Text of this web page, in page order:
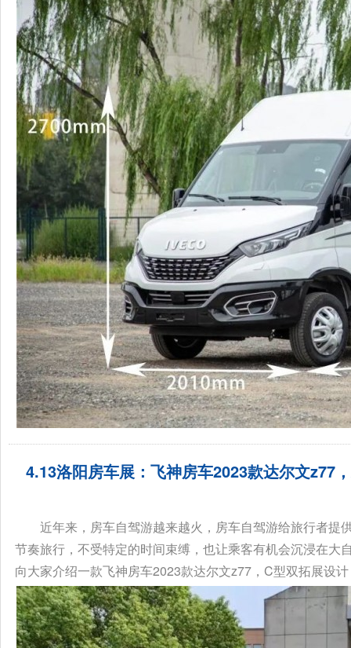
4.13洛阳房车展：飞神房车2023款达尔文z77
近年来，房车自驾游越来越火，房车自驾游给旅行者
节奏旅行，不受特定的时间束缚，也让乘客有机会沉浸在
向大家介绍一款飞神房车2023款达尔文z77，C型双拓展设